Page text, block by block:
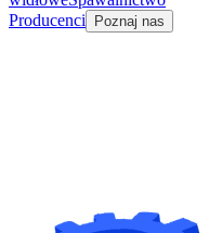
Producenci
Poznaj nas